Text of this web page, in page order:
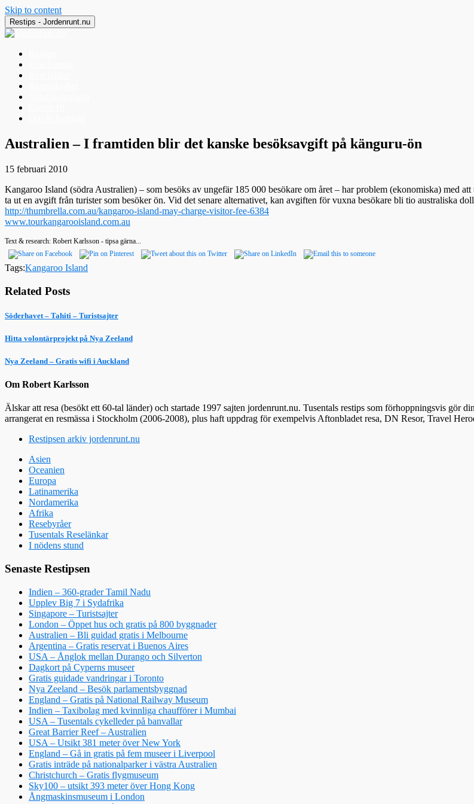
Skip to content
Restips - Jordenrunt.nu
Jordenrunt.nu
Tusen Restips från hela världen
Australien – I framtiden blir det kanske besöksavgift på känguru-ön
15 februari 2010
Kangaroo Island (södra Australien) – som besöks av ungefär 185 000 besökare om året – har problem (ekonomiska) med
ta ut en avgift från turister som besöker ön. Vid det senare alternativet, kan avgiften för vuxna besökare bli tio australiska
http://thumbrella.com.au/kangaroo-island-may-charge-visitor-fee-6384
www.tourkangarooisland.com.au
Text & research: Robert Karlsson - tipsa gärna...
Tags:Kangaroo Island
Related Posts
Söderhavet – Tahiti – Turistsajter
Hitta volontärprojekt på Nya Zeeland
Nya Zeeland – Gratis wifi i Auckland
Om Robert Karlsson
Älskar att resa (besökt ett 60-tal länder) och startade 1997 sajten jordenrunt.nu. Tusentals restips som förhoppningsvis gör
arrangerat en resmässa i Stockholm (2006-2008), plus haft uppdrag för exempelvis Aftonbladet resa, DN Resor, Travel
Restipsen arkiv jordenrunt.nu
Asien
Oceanien
Europa
Latinamerika
Nordamerika
Afrika
Resebyråer
Tusentals Reselänkar
I nödens stund
Senaste Restipsen
Indien – 360-grader Tamil Nadu
Upplev Big 7 i Sydafrika
Singapore – Turistsajter
London – Öppet hus och gratis på 800 byggnader
Australien – Bli guidad gratis i Melbourne
Argentina – Gratis reservat i Buenos Aires
USA – Ånglok mellan Durango och Silverton
Dagkort på Cyperns museer
Gratis guidade vandringar i Toronto
Nya Zeeland – Besök parlamentsbyggnad
England – Gratis på National Railway Museum
Indien – Taxibolag med kvinnliga chaufförer i Mumbai
USA – Tusentals cykelleder på banvallar
Great Barrier Reef – Australien
USA – Utsikt 381 meter över New York
England – Gå in gratis på fem museer i Liverpool
Gratis inträde på nationalparker i västra Australien
Christchurch – Gratis flygmuseum
Sky100 – utsikt 393 meter över Hong Kong
Ångmaskinsmuseum i London